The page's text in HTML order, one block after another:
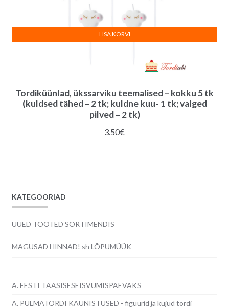
Tordiküünlad, ükssarviku teemalised – kokku 5 tk
(kuldsed tähed – 2 tk; kuldne kuu- 1 tk; valged
pilved – 2 tk)
3.50€
LISA KORVI
KATEGOORIAD
UUED TOOTED SORTIMENDIS
MAGUSAD HINNAD! sh LÕPUMÜÜK
A. EESTI TAASISESEISVUMISPÄEVAKS
A. PULMATORDI KAUNISTUSED - figuurid ja kujud tordi